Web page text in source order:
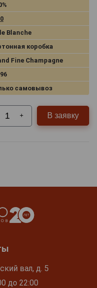
Blanche
коробка
Fine Champagne
самовывоз
+ В заявку
вал, д. 5
до 22:00